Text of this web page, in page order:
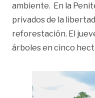
ambiente. En la
privados de la
reforestación. El
árboles en cinco